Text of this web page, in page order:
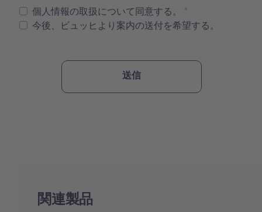
個人情報の取扱について同意する。
今後、ビュッヒより案内の送付を希望する。
関連製品